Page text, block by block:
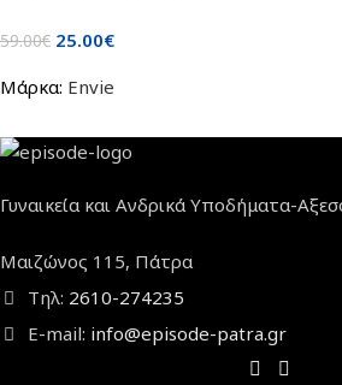
59.00€ 25.00€
Μάρκα: Envie
Γυναικεία και Ανδρικά Υποδήματα-
Μαιζώνος 115, Πάτρα
Τηλ: 2610-274235
E-mail: info@episode-patra.gr